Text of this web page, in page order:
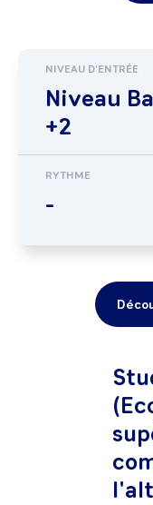
NIVEAU D'ENTRÉE
Niveau
+2
RYTHME
-